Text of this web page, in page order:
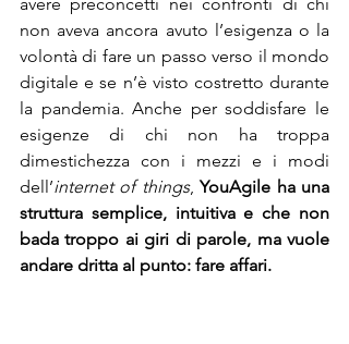
non aveva ancora avuto l’esigenza o la
volontà di fare un passo verso il mondo
digitale e se n’è visto costretto durante
la pandemia. Anche per soddisfare le
esigenze di chi non ha troppa
dimestichezza con i mezzi e i modi
dell’internet of things, YouAgile ha una
struttura semplice, intuitiva e che non
bada troppo ai giri di parole, ma vuole
andare dritta al punto: fare affari.